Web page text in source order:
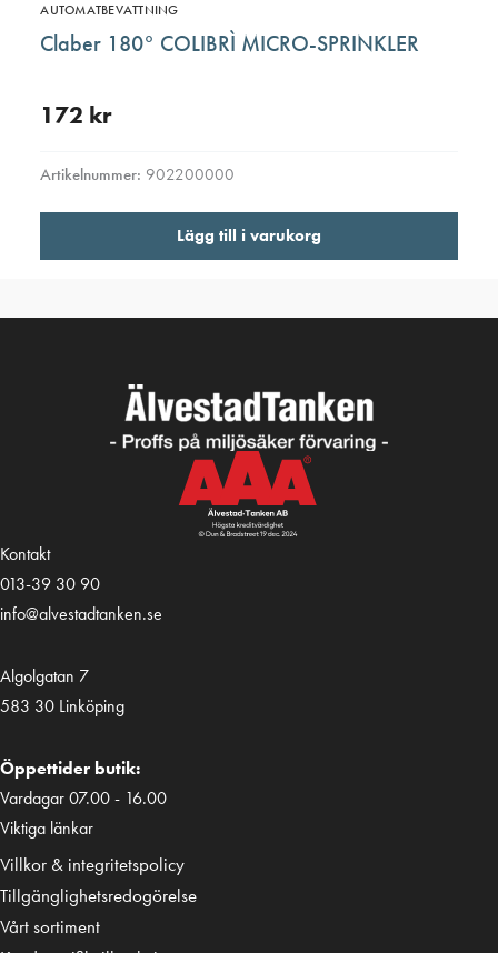
AUTOMATBEVATTNING
Claber 180° COLIBRÌ MICRO-SPRINKLER
172 kr
Artikelnummer: 902200000
Lägg till i varukorg
Kontakt
013-39 30 90
info@alvestadtanken.se
Algolgatan 7
583 30 Linköping
Öppettider butik:
Vardagar 07.00 - 16.00
Viktiga länkar
Villkor & integritetspolicy
Tillgänglighetsredogörelse
Vårt sortiment